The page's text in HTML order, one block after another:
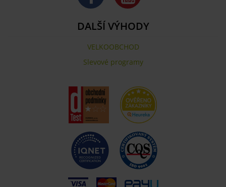
DALŠÍ VÝHODY
VELKOOBCHOD
Slevové programy